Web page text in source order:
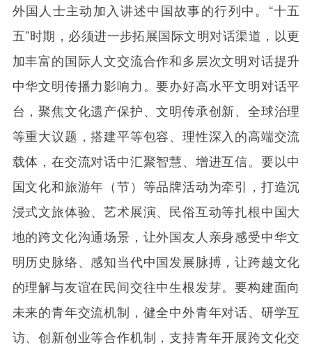
外国人士主动加入讲述中国故事的行列中。“十五
五”时期，必须进一步拓展国际文明对话渠道，以更
加丰富的国际人文交流合作和多层次文明对话提升
中华文明传播力影响力。要办好高水平文明对话平
台，聚焦文化遗产保护、文明传承创新、全球治理
等重大议题，搭建平等包容、理性深入的高端交流
载体，在交流对话中汇聚智慧、增进互信。要以中
国文化和旅游年（节）等品牌活动为牵引，打造沉
浸式文旅体验、艺术展演、民俗互动等扎根中国大
地的跨文化沟通场景，让外国友人亲身感受中华文
明历史脉络、感知当代中国发展脉搏，让跨越文化
的理解与友谊在民间交往中生根发芽。要构建面向
未来的青年交流机制，健全中外青年对话、研学互
访、创新创业等合作机制，支持青年开展跨文化交